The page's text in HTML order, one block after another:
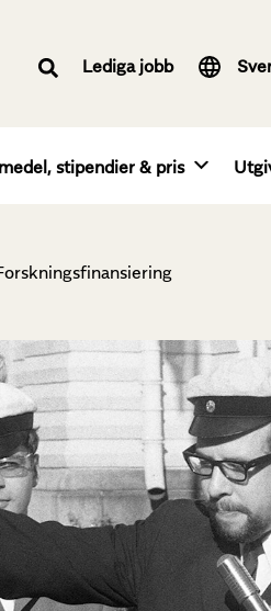
Lediga jobb English
stipendier & pris